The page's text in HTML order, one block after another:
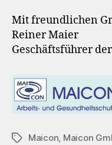
Mit freundlichen
Reiner Maier
Geschäftsführer
Schlagwörter
Maicon, Maicon